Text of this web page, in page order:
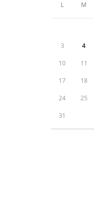
L M
3 4
10 11
17 18
24 25
31